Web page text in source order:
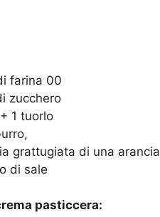
farina 00
zucchero
1 tuorlo
grattugiata di una arancia
di sale
pasticcera: